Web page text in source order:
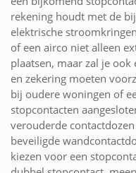
rekening houdt met de
elektrische
of een airco niet alleen
plaatsen, maar zal je
en zekering moeten
bij oudere woningen of
stopcontacten
verouderde
beveiligde
kiezen voor een